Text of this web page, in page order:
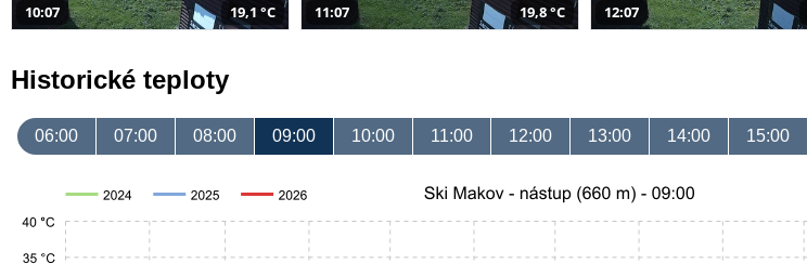
10:07 19,1 °C 11:07 19,8 °C 12:07
Historické teploty
06:00 07:00 08:00 09:00 10:00 11:00 12:00 13:00 14:00 15:00